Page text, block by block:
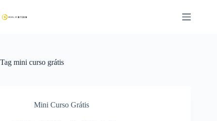
para
o
Tag mini curso grátis
Mini Curso Grátis